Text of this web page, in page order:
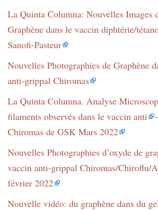
La Quinta Columna: Nouvelles Images
Graphène dans le vaccin diphtérie/
Sanofi-Pasteur
Nouvelles Photographies de Graphène
anti-grippal Chiromas
La Quinta Columna. Analyse
filaments observés dans le vaccin anti –
Chiromas de GSK Mars 2022
Nouvelles Photographies d’oxyde de
vaccin anti-grippal Chiromas/Chiroflu/
février 2022
Nouvelle vidéo: du graphène dans du